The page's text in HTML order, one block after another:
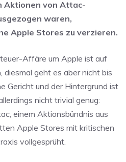
Aktionen von Attac-
waren,
Apple Stores zu verzieren.
Affäre um Apple ist auf
geht es aber nicht bis
Gericht und der Hintergrund ist
nicht trivial genug:
einem Aktionsbündnis aus
Apple Stores mit kritischen
vollgesprüht.